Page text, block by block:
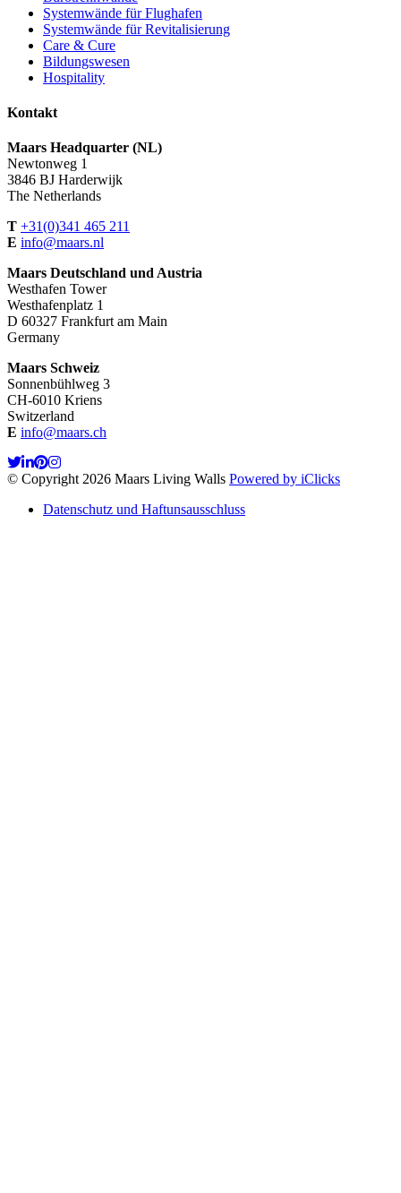
Systemwände für Flughafen
Systemwände für Revitalisierung
Care & Cure
Bildungswesen
Hospitality
Kontakt
Maars Headquarter (NL)
Newtonweg 1
3846 BJ Harderwijk
The Netherlands
T +31(0)341 465 211
E info@maars.nl
Maars Deutschland und Austria
Westhafen Tower
Westhafenplatz 1
D 60327 Frankfurt am Main
Germany
Maars Schweiz
Sonnenbühlweg 3
CH-6010 Kriens
Switzerland
E info@maars.ch
© Copyright 2026 Maars Living Walls Powered by iClicks
Datenschutz und Haftunsausschluss